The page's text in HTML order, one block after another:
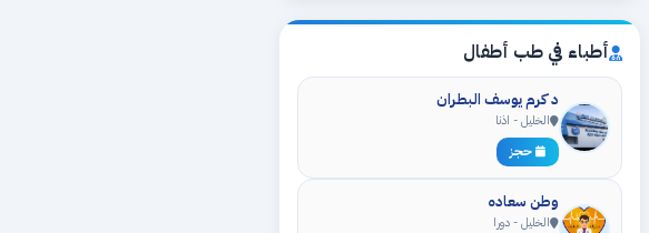
أطباء في طب أطفال
د كرم يوسف البطران
الخليل - اذنا
حجز
وطن سعاده
الخليل - دورا